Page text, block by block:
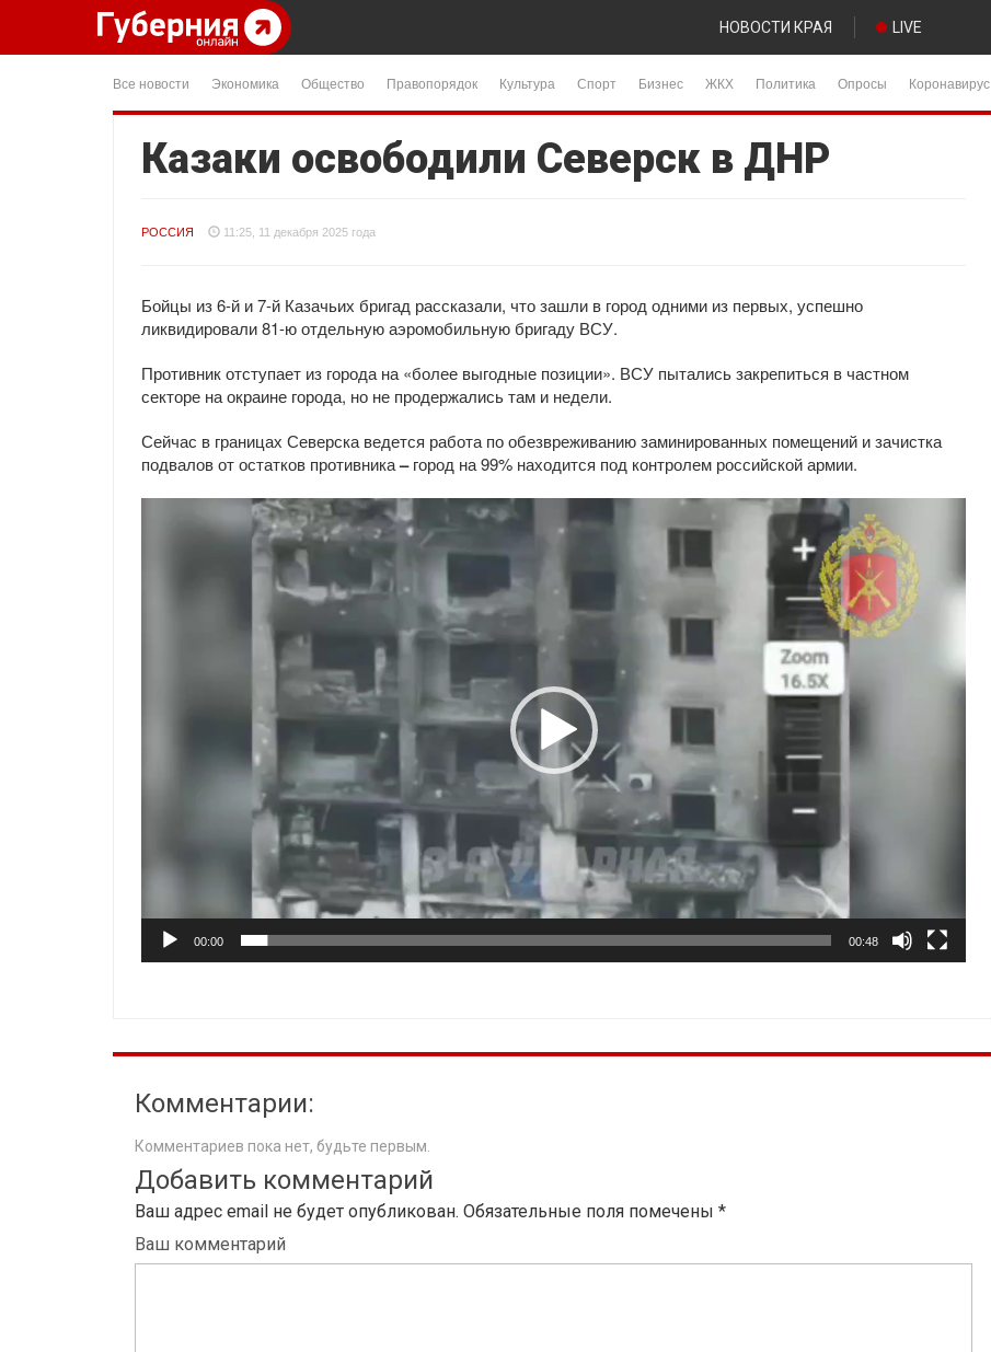
НОВОСТИ КРАЯ LIVE
Все новости Экономика Общество Правопорядок Культура Спорт Бизнес ЖКХ Политика Опросы Коронавирус
Казаки освободили Северск в ДНР
РОССИЯ 11:25, 11 декабря 2025 года
Бойцы из 6-й и 7-й Казачьих бригад рассказали, что зашли в город одними из первых, успешно
ликвидировали 81-ю отдельную аэромобильную бригаду ВСУ.
Противник отступает из города на «более выгодные позиции». ВСУ пытались закрепиться в частном
секторе на окраине города, но не продержались там и недели.
Сейчас в границах Северска ведется работа по обезвреживанию заминированных помещений и зачистка
подвалов от остатков противника–город на 99% находится под контролем российской армии.
00:00 00:48
Комментарии:
Комментариев пока нет, будьте первым.
Добавить комментарий
Ваш адрес email не будет опубликован. Обязательные поля помечены *
Ваш комментарий